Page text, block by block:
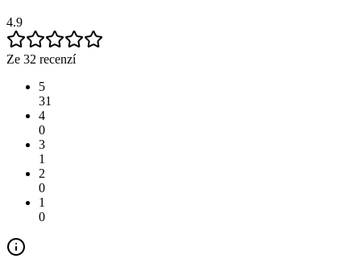
4.9
Ze 32 recenzí
5
31
4
0
3
1
2
0
1
0